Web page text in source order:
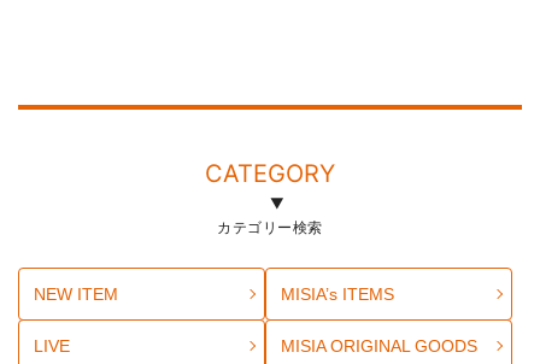
CATEGORY
カテゴリー検索
NEW ITEM MISIA’s ITEMS
LIVE MISIA ORIGINAL GOODS